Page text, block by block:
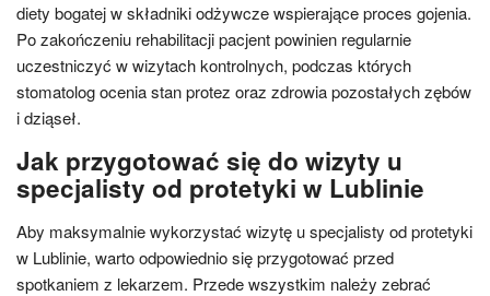
diety bogatej w składniki odżywcze wspierające proces gojenia.
Po zakończeniu rehabilitacji pacjent powinien regularnie
uczestniczyć w wizytach kontrolnych, podczas których
stomatolog ocenia stan protez oraz zdrowia pozostałych zębów
i dziąseł.
Jak przygotować się do wizyty u
specjalisty od protetyki w Lublinie
Aby maksymalnie wykorzystać wizytę u specjalisty od protetyki
w Lublinie, warto odpowiednio się przygotować przed
spotkaniem z lekarzem. Przede wszystkim należy zebrać